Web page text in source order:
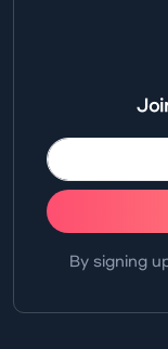
By signing